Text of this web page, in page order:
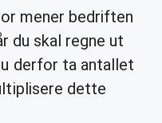
mener bedriften
du skal regne ut
derfor ta antallet
dette